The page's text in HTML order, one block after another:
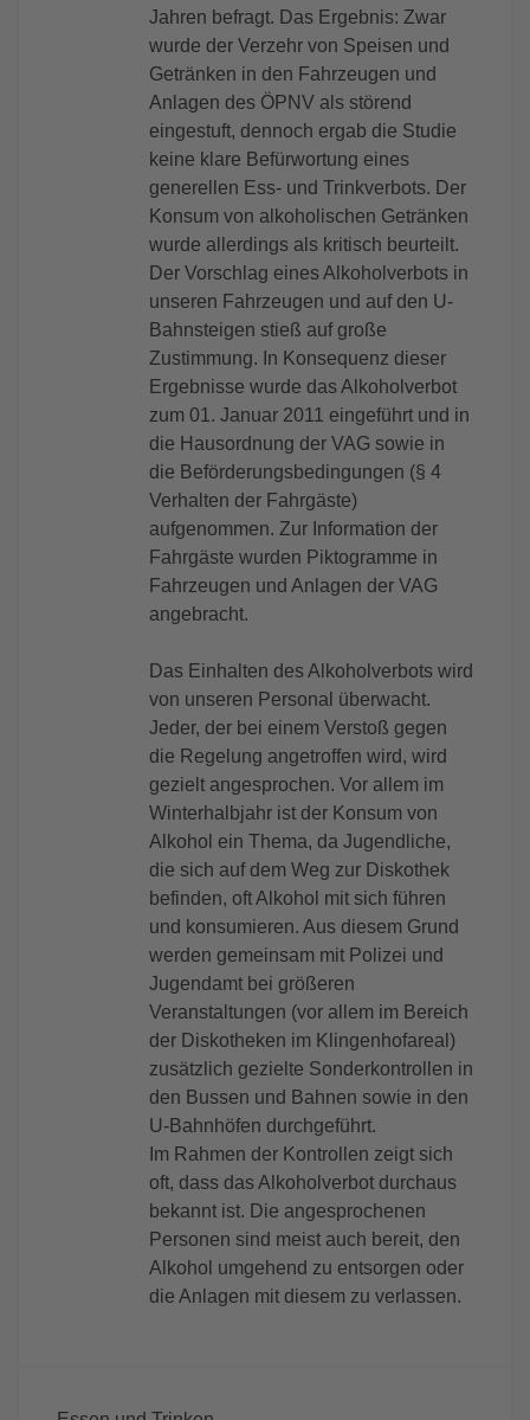
Jahren befragt. Das Ergebnis: Zwar
wurde der Verzehr von Speisen und
Getränken in den Fahrzeugen und
Anlagen des ÖPNV als störend
eingestuft, dennoch ergab die Studie
keine klare Befürwortung eines
generellen Ess- und Trinkverbots. Der
Konsum von alkoholischen Getränken
wurde allerdings als kritisch beurteilt.
Der Vorschlag eines Alkoholverbots in
unseren Fahrzeugen und auf den U-
Bahnsteigen stieß auf große
Zustimmung. In Konsequenz dieser
Ergebnisse wurde das Alkoholverbot
zum 01. Januar 2011 eingeführt und in
die Hausordnung der VAG sowie in
die Beförderungsbedingungen (§ 4
Verhalten der Fahrgäste)
aufgenommen. Zur Information der
Fahrgäste wurden Piktogramme in
Fahrzeugen und Anlagen der VAG
angebracht.
Das Einhalten des Alkoholverbots wird
von unseren Personal überwacht.
Jeder, der bei einem Verstoß gegen
die Regelung angetroffen wird, wird
gezielt angesprochen. Vor allem im
Winterhalbjahr ist der Konsum von
Alkohol ein Thema, da Jugendliche,
die sich auf dem Weg zur Diskothek
befinden, oft Alkohol mit sich führen
und konsumieren. Aus diesem Grund
werden gemeinsam mit Polizei und
Jugendamt bei größeren
Veranstaltungen (vor allem im Bereich
der Diskotheken im Klingenhofareal)
zusätzlich gezielte Sonderkontrollen in
den Bussen und Bahnen sowie in den
U-Bahnhöfen durchgeführt.
Im Rahmen der Kontrollen zeigt sich
oft, dass das Alkoholverbot durchaus
bekannt ist. Die angesprochenen
Personen sind meist auch bereit, den
Alkohol umgehend zu entsorgen oder
die Anlagen mit diesem zu verlassen.